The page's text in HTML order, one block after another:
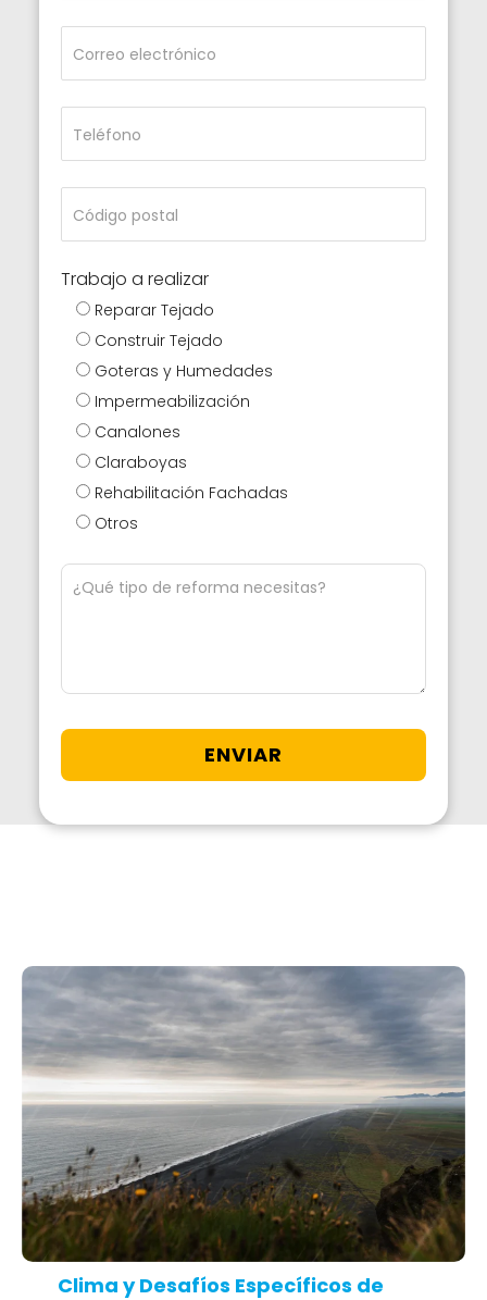
Trabajo a realizar
Reparar Tejado
Construir Tejado
Goteras y Humedades
Impermeabilización
Canalones
Claraboyas
Rehabilitación Fachadas
Otros
Clima y Desafíos Específicos de